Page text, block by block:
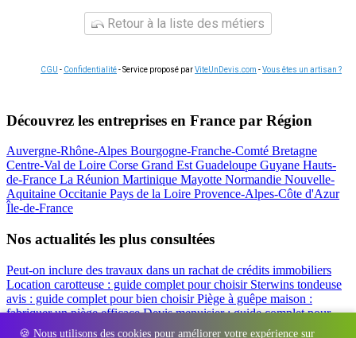
🍪 Nous utilisons des cookies pour améliorer votre expérience sur
Retour à la liste des métiers
CGU - Confidentialité- Service proposé parViteUnDevis.com -Vous êtes un artisan ?
Découvrez les entreprises en France par Région
Auvergne-Rhône-Alpes Bourgogne-Franche-Comté Bretagne
Centre-Val de Loire Corse Grand EstGuadeloupe Guyane Hauts-
de-France La Réunion Martinique Mayotte Normandie Nouvelle-
Aquitaine Occitanie Pays de la Loire Provence-Alpes-Côte d'Azur
Île-de-France
Nos actualités les plus consultées
Peut-on inclure des travaux dans un rachat de crédits immobiliers
Location carotteuse : guide complet pour choisir Sterwins tondeuse
avis : guide complet pour bien choisirPiège à guêpe maison :
fabriquer un piège efficaceDevis menuisier : guide complet pour
obtenir le meilleur prix
Simulation rachat de crédit : regrouper prêt